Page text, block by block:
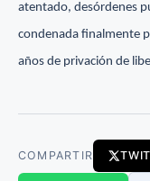
atentado, desórdenes
condenada finalmente
años de privación de
COMPARTIR